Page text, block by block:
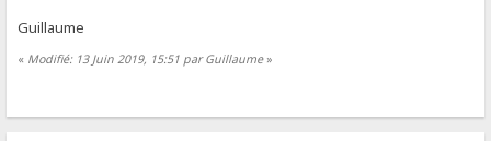
Guillaume
« Modifié: 13 Juin 2019, 15:51 par Guillaume»